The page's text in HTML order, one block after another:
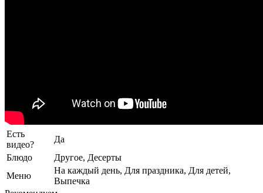
Есть
видео?
Да
Блюдо
Другое, Десерты
Меню
На каждый день, Для праздника, Для детей,
Выпечка